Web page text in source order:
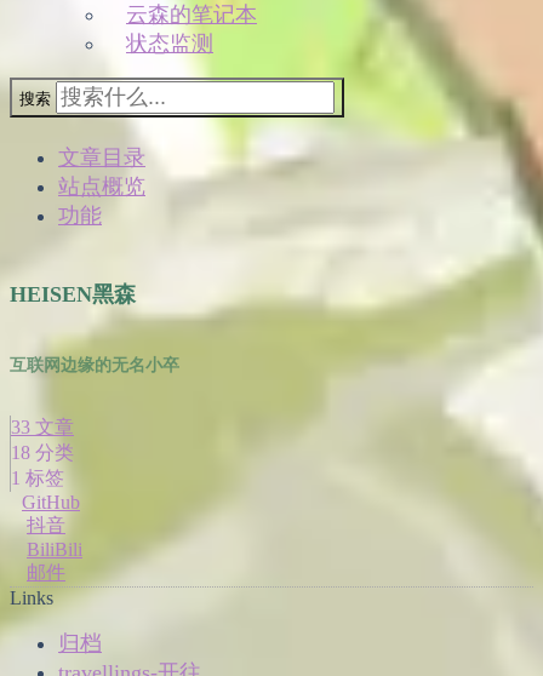
云森的笔记本
状态监测
搜索
文章目录
站点概览
功能
HEISEN黑森
互联网边缘的无名小卒
33 文章
18 分类
1 标签
GitHub
抖音
BiliBili
邮件
Links
归档